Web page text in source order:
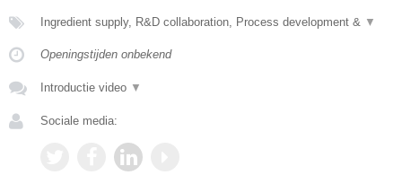
Ingredient supply, R&D collaboration, Process development & ▼
Openingstijden onbekend
Introductie video ▼
Sociale media: